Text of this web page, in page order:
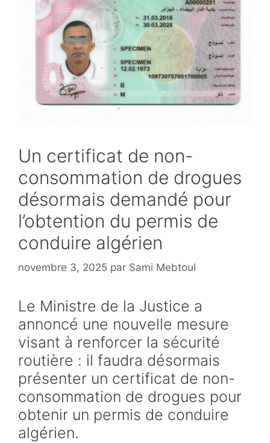
Un certificat de non-
consommation de drogues
désormais demandé pour
l’obtention du permis de
conduire algérien
novembre 3, 2025 par Sami Mebtoul
Le Ministre de la Justice a
annoncé une nouvelle mesure
visant à renforcer la sécurité
routière : il faudra désormais
présenter un certificat de non-
consommation de drogues pour
obtenir un permis de conduire
algérien.